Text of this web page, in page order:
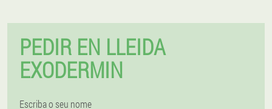
PEDIR EN LLEIDA
EXODERMIN
Escriba o seu nome